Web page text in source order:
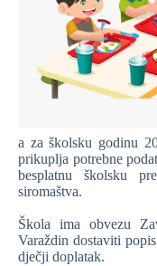
a za školsku godinu
prikuplja potrebne
besplatnu školsku
siromaštva.
Škola ima obvezu
Varaždin dostaviti
dječji doplatak.